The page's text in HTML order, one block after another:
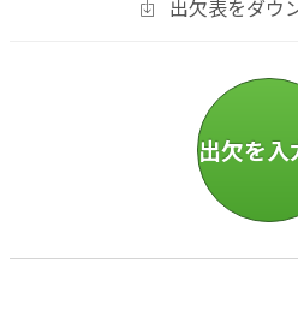
出欠表をダウ